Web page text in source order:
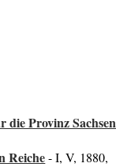
Provinz Sachsen
Reiche- I, V, 1880,